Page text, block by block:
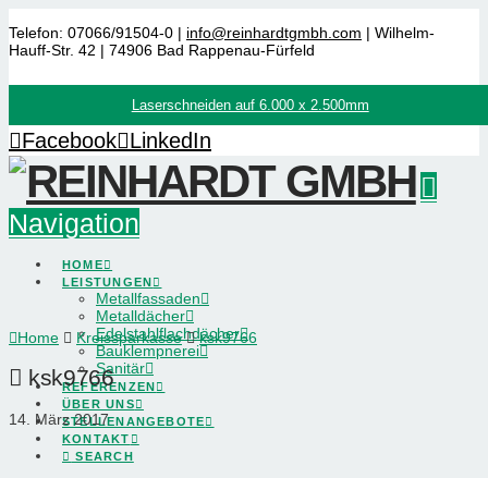
Telefon: 07066/91504-0 | info@reinhardtgmbh.com | Wilhelm-
Hauff-Str. 42 | 74906 Bad Rappenau-Fürfeld
Laserschneiden auf 6.000 x 2.500mm
Facebook LinkedIn
Navigation
HOME
LEISTUNGEN
Metallfassaden
Metalldächer
Edelstahlflachdächer
Bauklempnerei
Sanitär
REFERENZEN
ÜBER UNS
STELLENANGEBOTE
KONTAKT
SEARCH
Home Kreissparkasse ksk9766
ksk9766
14. März 2017